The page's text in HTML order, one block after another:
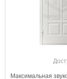
Максимальная